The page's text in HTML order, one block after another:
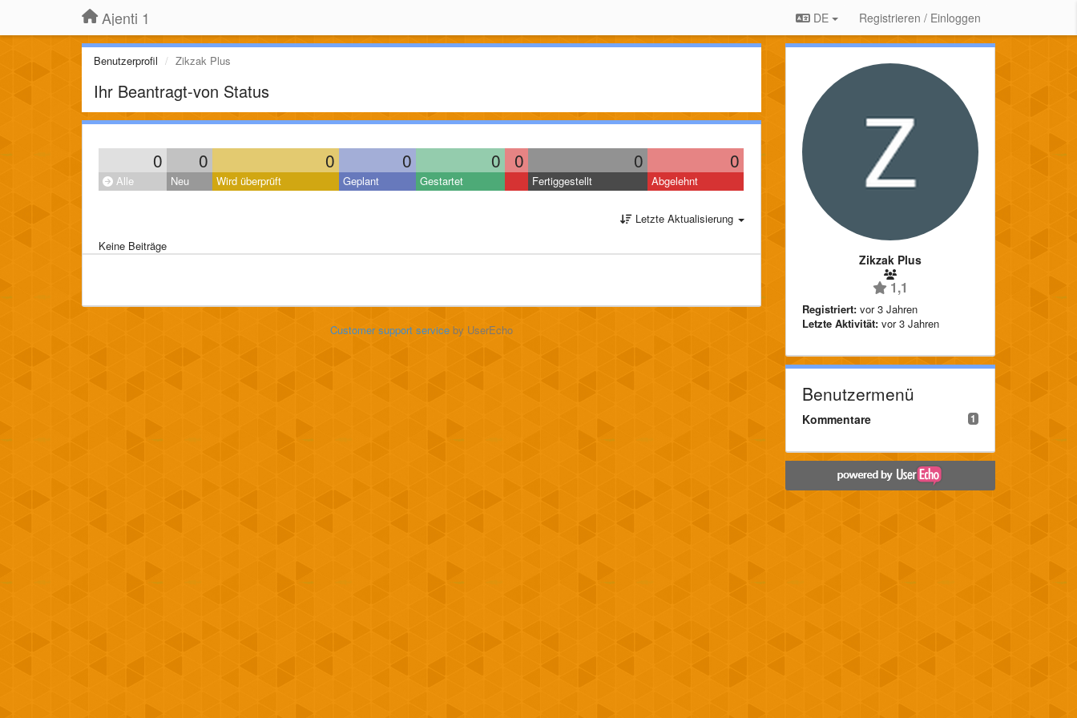
Ajenti 1 DE Registrieren / Einloggen
Benutzerprofil Zikzak Plus
Ihr Beantragt-von Status
0 0 0 0 0 0 0 0
Alle Neu Wird überprüft Geplant Gestartet Fertiggestellt Abgelehnt
Letzte Aktualisierung
Keine Beiträge
Customer support serviceby UserEcho
Zikzak Plus
1,1
Registriert: vor 3 Jahren
Letzte Aktivität: vor 3 Jahren
Benutzermenü
1
Kommentare